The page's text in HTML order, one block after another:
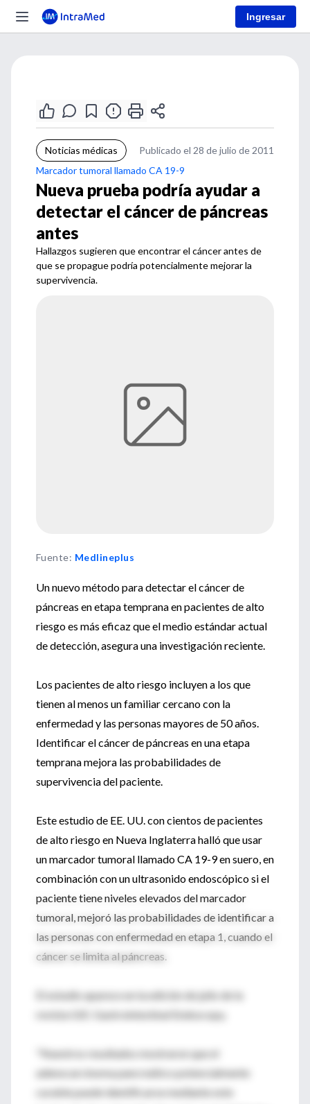
Ingresar
Noticias médicas
Publicado el 28 de julio de 2011
Marcador tumoral llamado CA 19-9
Nueva prueba podría ayudar a
detectar el cáncer de páncreas
antes
Hallazgos sugieren que encontrar el cáncer antes de
que se propague podría potencialmente mejorar la
supervivencia.
Fuente: Medlineplus
Un nuevo método para detectar el cáncer de
páncreas en etapa temprana en pacientes de alto
riesgo es más eficaz que el medio estándar actual
de detección, asegura una investigación reciente.
Los pacientes de alto riesgo incluyen a los que
tienen al menos un familiar cercano con la
enfermedad y las personas mayores de 50 años.
Identificar el cáncer de páncreas en una etapa
temprana mejora las probabilidades de
supervivencia del paciente.
Este estudio de EE. UU. con cientos de pacientes
de alto riesgo en Nueva Inglaterra halló que usar
un marcador tumoral llamado CA 19-9 en suero, en
combinación con un ultrasonido endoscópico si el
paciente tiene niveles elevados del marcador
tumoral, mejoró las probabilidades de identificar a
las personas con enfermedad en etapa 1, cuando el
cáncer se limita al páncreas.
El estudio aparece en la edición de julio de la
revista GIE: Gastrointestinal Endoscopy.
"Nuestros resultados mostraron que el
adenocarcinoma pancreático potencialmente
curable puede identificarse mediante este